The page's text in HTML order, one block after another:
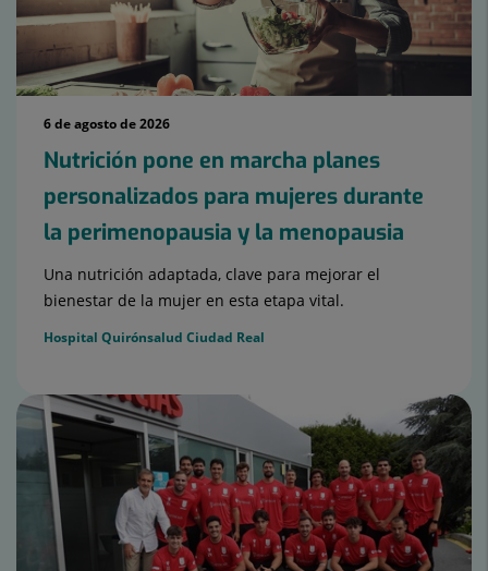
6 de agosto de 2026
Nutrición pone en marcha planes
personalizados para mujeres durante
la perimenopausia y la menopausia
Una nutrición adaptada, clave para mejorar el
bienestar de la mujer en esta etapa vital.
Hospital Quirónsalud Ciudad Real